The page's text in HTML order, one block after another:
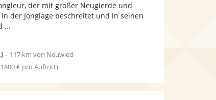
Sternen
der mit großer Neugierde und
der Jonglage beschreitet und in seinen
...
- 117 km von Neuwied
1800 € pro Auftritt)